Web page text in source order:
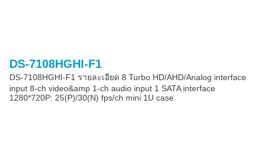
DS-7108HGHI-F1
DS-7108HGHI-F1 รายละเอียด 8 Turbo HD/AHD/Analog interface
input 8-ch video&amp 1-ch audio input 1 SATA interface
1280*720P: 25(P)/30(N) fps/ch mini 1U case